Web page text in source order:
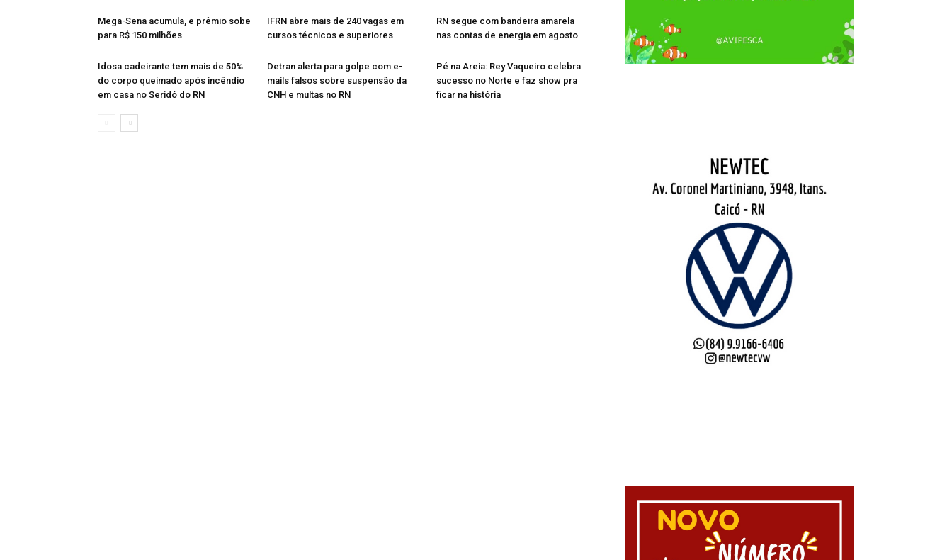
Mega-Sena acumula, e prêmio sobe
para R$ 150 milhões
IFRN abre mais de 240 vagas em
cursos técnicos e superiores
RN segue com bandeira amarela
nas contas de energia em agosto
Idosa cadeirante tem mais de 50%
do corpo queimado após incêndio
em casa no Seridó do RN
Detran alerta para golpe com e-
mails falsos sobre suspensão da
CNH e multas no RN
Pé na Areia: Rey Vaqueiro celebra
sucesso no Norte e faz show pra
ficar na história